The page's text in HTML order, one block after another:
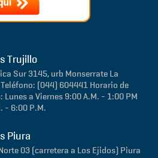
Trujillo
Sur 3145, urb Monserrate La
Teléfono: (044) 604441 Horario de
Lunes a Viernes 9:00 A.M. - 1:00 PM
- 6:00 P.M.
Piura
03 (carretera a Los Ejidos) Piura